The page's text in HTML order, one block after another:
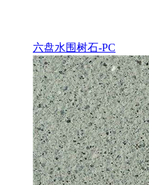
六盘水围树石-PC